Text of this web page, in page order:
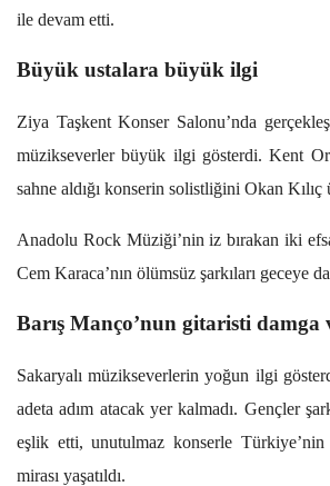
ile devam etti.
Büyük ustalara büyük ilgi
Ziya Taşkent Konser Salonu’nda
müzikseverler büyük ilgi gösterdi. Kent
sahne aldığı konserin solistliğini Okan Kılıç
Anadolu Rock Müziği’nin iz bırakan iki
Cem Karaca’nın ölümsüz şarkıları geceye
Barış Manço’nun gitaristi damga
Sakaryalı müzikseverlerin yoğun ilgi
adeta adım atacak yer kalmadı. Gençler
eşlik etti, unutulmaz konserle
mirası yaşatıldı.